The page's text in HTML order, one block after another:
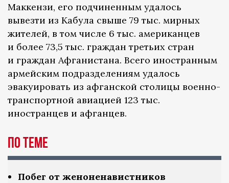
Маккензи, его подчиненным удалось
вывезти из Кабула свыше 79 тыс. мирных
жителей, в том числе 6 тыс. американцев
и более 73,5 тыс. граждан третьих стран
и граждан Афганистана. Всего иностранным
армейским подразделениям удалось
эвакуировать из афганской столицы военно-
транспортной авиацией 123 тыс.
иностранцев и афганцев.
По теме
Побег от женоненавистников